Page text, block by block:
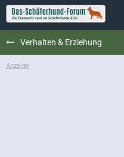
Verhalten & Erziehung